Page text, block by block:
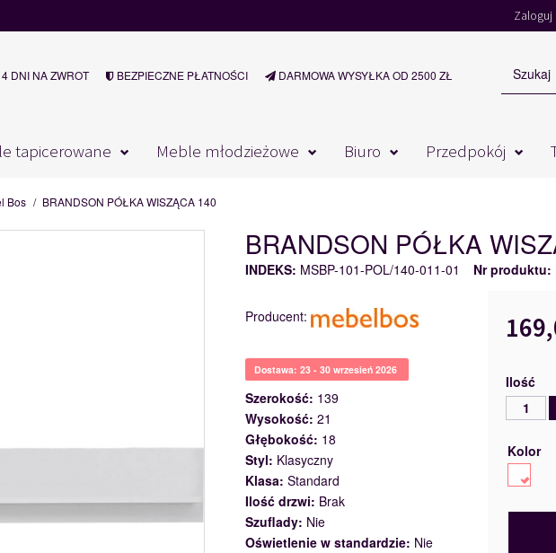
Zaloguj
DNI NA ZWROT BEZPIECZNE PŁATNOŚCI DARMOWA WYSYŁKA OD 2500 ZŁ
tapicerowane Meble młodzieżowe Biuro Przedpokój
Bos / BRANDSON PÓŁKA WISZĄCA 140
BRANDSON PÓŁKA
INDEKS: MSBP-101-POL/140-011-01 Nr produktu:
Producent:
Dostawa: 23 - 30 wrzesień 2026
Szerokość: 139
Wysokość: 21
Głębokość: 18
Styl: Klasyczny
Klasa: Standard
Ilość drzwi: Brak
Szuflady: Nie
Oświetlenie w standardzie: Nie
Ilość